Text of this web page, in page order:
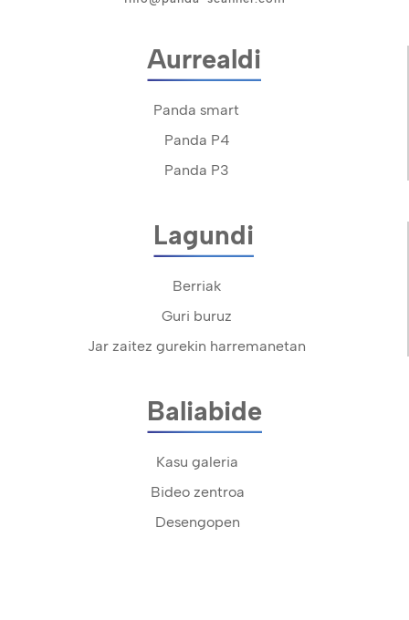
Aurrealdi
Panda smart
Panda P4
Panda P3
Lagundi
Berriak
Guri buruz
Jar zaitez gurekin harremanetan
Baliabide
Kasu galeria
Bideo zentroa
Desengopen